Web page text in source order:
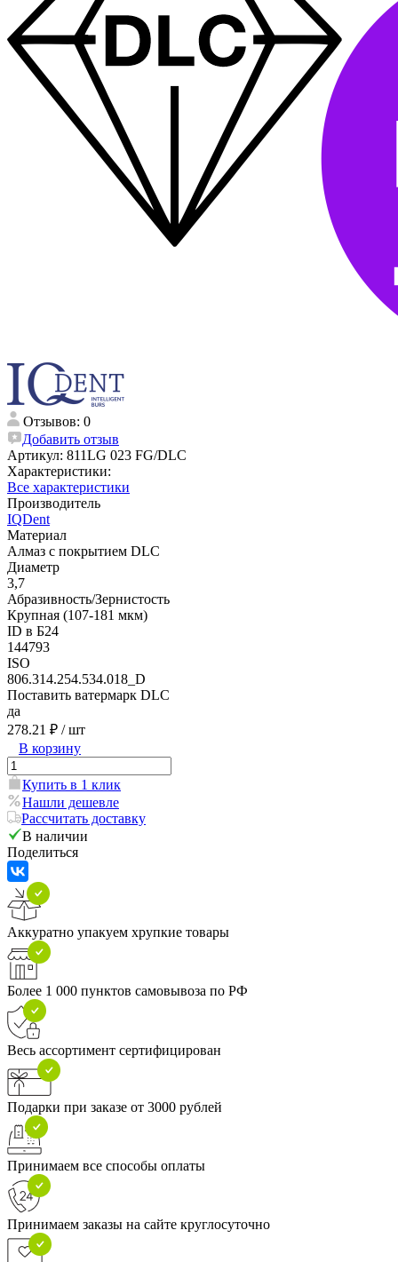
Отзывов: 0
Добавить отзыв
Артикул: 811LG 023 FG/DLC
Характеристики:
Все характеристики
Производитель
IQDent
Материал
Алмаз с покрытием DLC
Диаметр
3,7
Абразивность/Зернистость
Крупная (107-181 мкм)
ID в Б24
144793
ISO
806.314.254.534.018_D
Поставить ватермарк DLC
да
278.21 ₽ / шт
В корзину
Купить в 1 клик
Нашли дешевле
Рассчитать доставку
В наличии
Поделиться
Аккуратно упакуем хрупкие товары
Более 1 000 пунктов самовывоза по РФ
Весь ассортимент сертифицирован
Подарки при заказе от 3000 рублей
Принимаем все способы оплаты
Принимаем заказы на сайте круглосуточно